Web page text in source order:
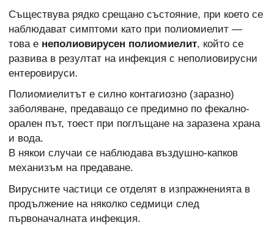
Съществува рядко срещано състояние, при което се
наблюдават симптоми като при полиомиелит —
това е неполиовирусен полиомиелит, който се
развива в резултат на инфекция с неполиовирусни
ентеровируси.
Полиомиелитът е силно контагиозно (заразно)
заболяване, предаващо се предимно по фекално-
орален път, тоест при поглъщане на заразена храна
и вода.
В някои случаи се наблюдава въздушно-капков
механизъм на предаване.
Вирусните частици се отделят в изпражненията в
продължение на няколко седмици след
първоначалната инфекция.